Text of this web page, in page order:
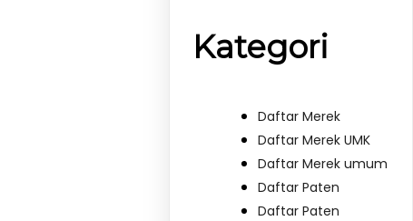
Kategori
Daftar Merek
Daftar Merek UMK
Daftar Merek umum
Daftar Paten
Daftar Paten